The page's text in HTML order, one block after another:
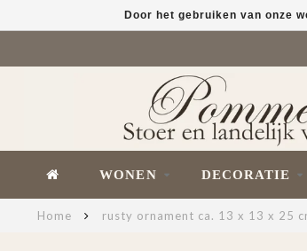
WONEN DECORATIE
Home rusty ornament ca. 13 x 13 x 25
Door het gebruiken van onze